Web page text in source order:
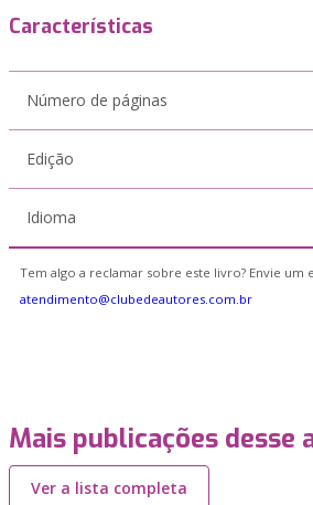
Características
Número de páginas
Edição
Idioma
Tem algo a reclamar sobre este livro? Envie um
atendimento@clubedeautores.com.br
Mais publicações desse
Ver a lista completa